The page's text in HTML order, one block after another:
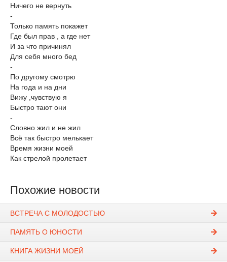
Ничего не вернуть
-
Только память покажет
Где был прав , а где нет
И за что причинял
Для себя много бед
-
По другому смотрю
На года и на дни
Вижу ,чувствую я
Быстро тают они
-
Словно жил и не жил
Всё так быстро мелькает
Время жизни моей
Как стрелой пролетает
Похожие новости
ВСТРЕЧА С МОЛОДОСТЬЮ
ПАМЯТЬ О ЮНОСТИ
КНИГА ЖИЗНИ МОЕЙ